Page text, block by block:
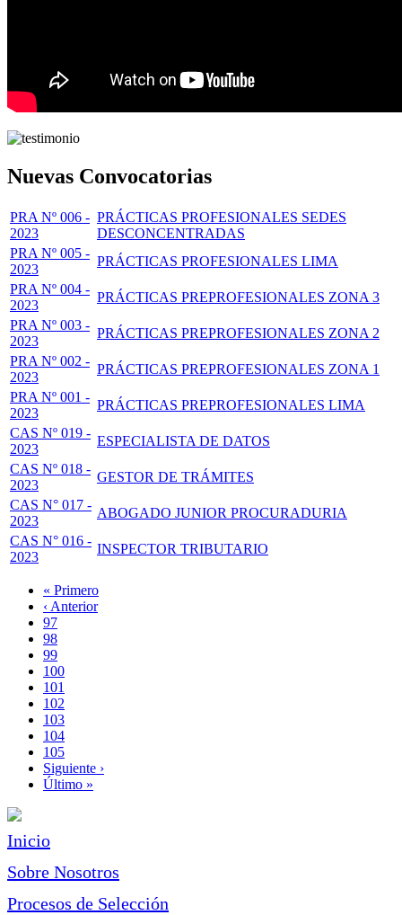
Nuevas Convocatorias
PRA Nº 006 -
2023
PRÁCTICAS PROFESIONALES SEDES
DESCONCENTRADAS
PRA Nº 005 -
2023
PRÁCTICAS PROFESIONALES LIMA
PRA Nº 004 -
2023
PRÁCTICAS PREPROFESIONALES ZONA 3
PRA Nº 003 -
2023
PRÁCTICAS PREPROFESIONALES ZONA 2
PRA Nº 002 -
2023
PRÁCTICAS PREPROFESIONALES ZONA 1
PRA Nº 001 -
2023
PRÁCTICAS PREPROFESIONALES LIMA
CAS Nº 019 -
2023
ESPECIALISTA DE DATOS
CAS Nº 018 -
2023
GESTOR DE TRÁMITES
CAS N° 017 -
2023
ABOGADO JUNIOR PROCURADURIA
CAS N° 016 -
2023
INSPECTOR TRIBUTARIO
Paginación
Primera
página
« Primero
Página
anterior
‹ Anterior
Page
97
Page
98
Page
99
Page
100
Página
actual
101
Page
102
Page
103
Page
104
Page
105
Siguiente
página
Siguiente ›
Última
Último »
Inicio
Sobre Nosotros
Procesos de Selección